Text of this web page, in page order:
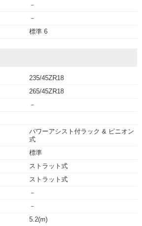
－
－
標準 6
235/45ZR18
265/45ZR18
－
パワーアシスト付ラック & ピニオン
式
標準
ストラット式
ストラット式
－
－
5.2(m)